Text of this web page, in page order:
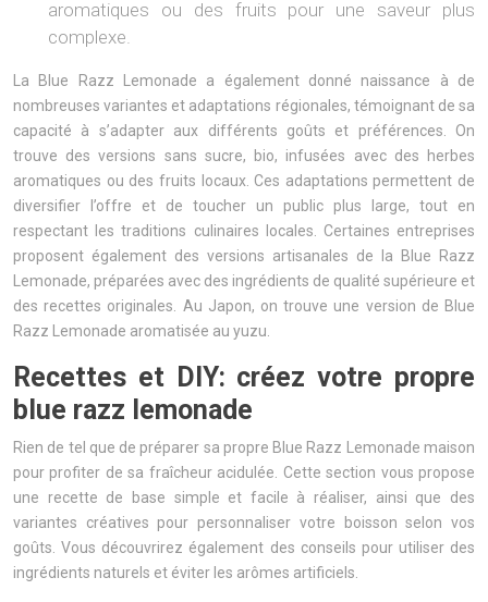
aromatiques ou des fruits pour une saveur plus
complexe.
La Blue Razz Lemonade a également donné naissance à de
nombreuses variantes et adaptations régionales, témoignant de sa
capacité à s’adapter aux différents goûts et préférences. On
trouve des versions sans sucre, bio, infusées avec des herbes
aromatiques ou des fruits locaux. Ces adaptations permettent de
diversifier l’offre et de toucher un public plus large, tout en
respectant les traditions culinaires locales. Certaines entreprises
proposent également des versions artisanales de la Blue Razz
Lemonade, préparées avec des ingrédients de qualité supérieure et
des recettes originales. Au Japon, on trouve une version de Blue
Razz Lemonade aromatisée au yuzu.
Recettes et DIY: créez votre propre
blue razz lemonade
Rien de tel que de préparer sa propre Blue Razz Lemonade maison
pour profiter de sa fraîcheur acidulée. Cette section vous propose
une recette de base simple et facile à réaliser, ainsi que des
variantes créatives pour personnaliser votre boisson selon vos
goûts. Vous découvrirez également des conseils pour utiliser des
ingrédients naturels et éviter les arômes artificiels.